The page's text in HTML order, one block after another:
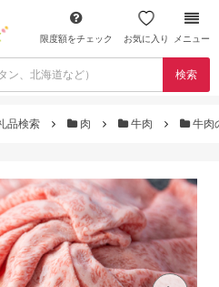
限度額をチェック お気に入り メニュー
検索
品検索 肉 牛肉 牛肉